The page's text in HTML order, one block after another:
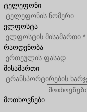
ტელეფონი
ელფოსტა
რაოდენობა
მისამართი
მოთხოვნები